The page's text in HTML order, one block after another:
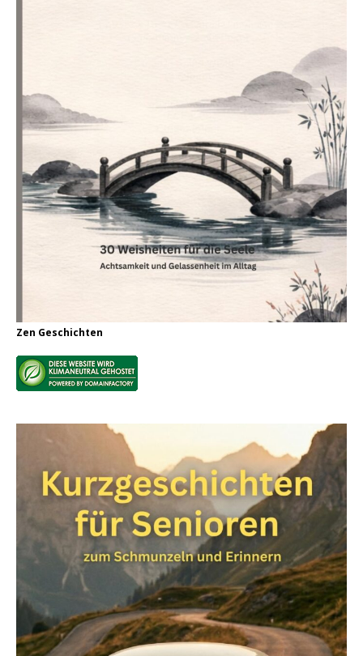
Zen Geschichten